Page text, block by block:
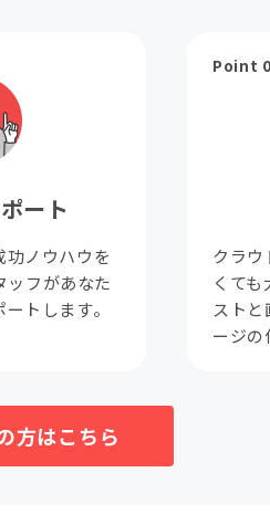
ート
功ノウハウを
ッフがあなた
トします。
Point
クラ
くて
スト
ージの
方はこちら